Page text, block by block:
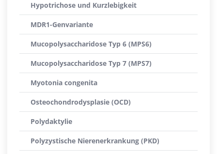
Hypotrichose und Kurzlebigkeit
MDR1-Genvariante
Mucopolysaccharidose Typ 6 (MPS6)
Mucopolysaccharidose Typ 7 (MPS7)
Myotonia congenita
Osteochondrodysplasie (OCD)
Polydaktylie
Polyzystische Nierenerkrankung (PKD)